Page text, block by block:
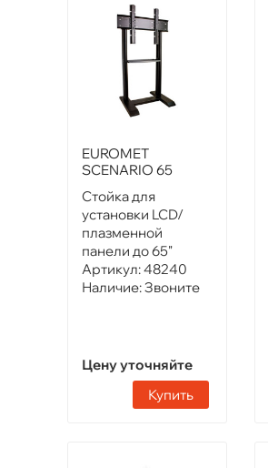
EUROMET
SCENARIO 65
Стойка для
установки LCD/
плазменной
панели до 65"
Артикул:48240
Наличие:Звоните
Цену уточняйте
Купить